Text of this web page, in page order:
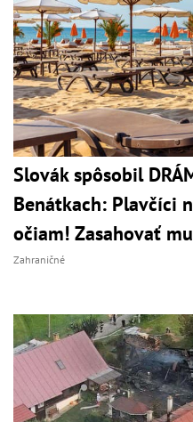
Slovák spôsobil
Benátkach: Plavčíci
očiam! Zasahovať
Zahraničné